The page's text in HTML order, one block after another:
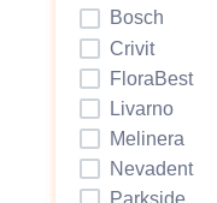
Bosch
Crivit
FloraBest
Livarno
Melinera
Nevadent